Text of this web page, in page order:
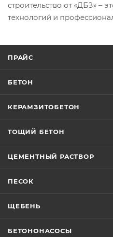
строительство от «ДБЗ» –
технологий и
ПРАЙС
БЕТОН
КЕРАМЗИТОБЕТОН
ТОЩИЙ БЕТОН
ЦЕМЕНТНЫЙ РАСТВОР
ПЕСОК
ЩЕБЕНЬ
БЕТОНОНАСОСЫ